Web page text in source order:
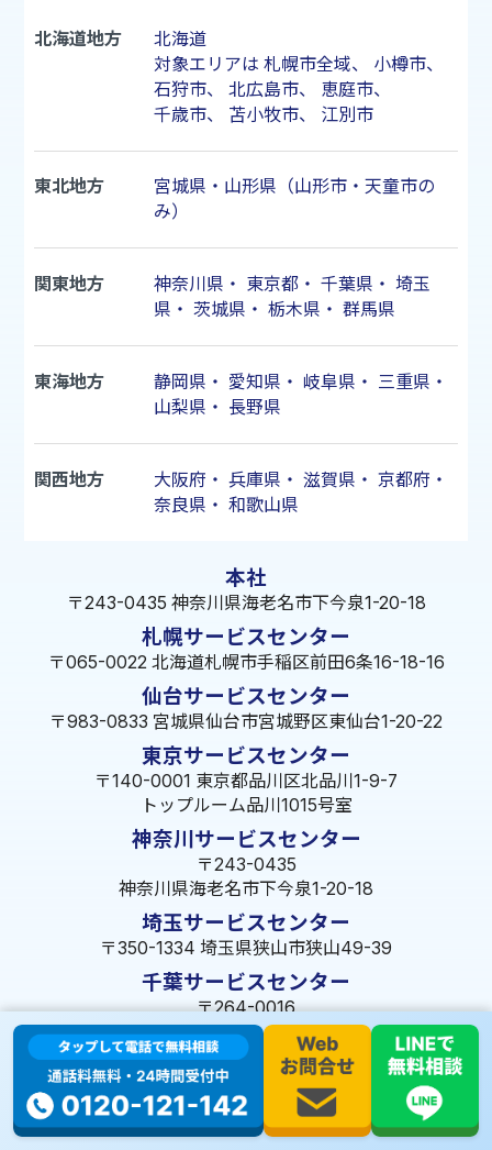
北海道地方
北海道
対象エリアは 札幌市全域、 小樽市、
石狩市、 北広島市、 恵庭市、
千歳市、 苫小牧市、 江別市
東北地方
宮城県・山形県（山形市・天童市の
み）
関東地方 神奈川県 ・ 東京都・ 千葉県 ・ 埼玉
県 ・ 茨城県 ・ 栃木県 ・ 群馬県
東海地方 静岡県 ・ 愛知県 ・ 岐阜県 ・ 三重県 ・
山梨県 ・ 長野県
関西地方 大阪府 ・ 兵庫県 ・ 滋賀県 ・ 京都府 ・
奈良県 ・ 和歌山県
本社
〒243-0435 神奈川県海老名市下今泉1-20-18
札幌サービスセンター
〒065-0022 北海道札幌市手稲区前田6条16-18-16
仙台サービスセンター
〒983-0833 宮城県仙台市宮城野区東仙台1-20-22
東京サービスセンター
〒140-0001 東京都品川区北品川1-9-7
トップルーム品川1015号室
神奈川サービスセンター
〒243-0435
神奈川県海老名市下今泉1-20-18
埼玉サービスセンター
〒350-1334 埼玉県狭山市狭山49-39
千葉サービスセンター
〒264-0016
千葉県千葉市若葉区大宮町1288-7
茨城サービスセンター
〒309-1717 茨城県笠間市旭町322-2 102号
長野サービスセンター